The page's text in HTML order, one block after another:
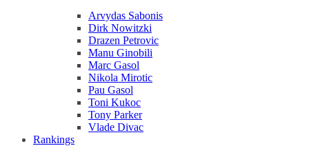
Arvydas Sabonis
Dirk Nowitzki
Drazen Petrovic
Manu Ginobili
Marc Gasol
Nikola Mirotic
Pau Gasol
Toni Kukoc
Tony Parker
Vlade Divac
Rankings